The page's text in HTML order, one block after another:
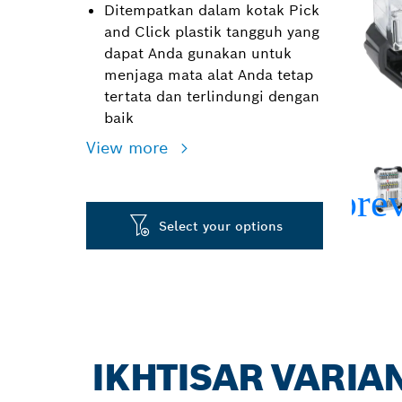
Ditempatkan dalam kotak Pick
and Click plastik tangguh yang
dapat Anda gunakan untuk
menjaga mata alat Anda tetap
tertata dan terlindungi dengan
baik
View more
Select your options
IKHTISAR